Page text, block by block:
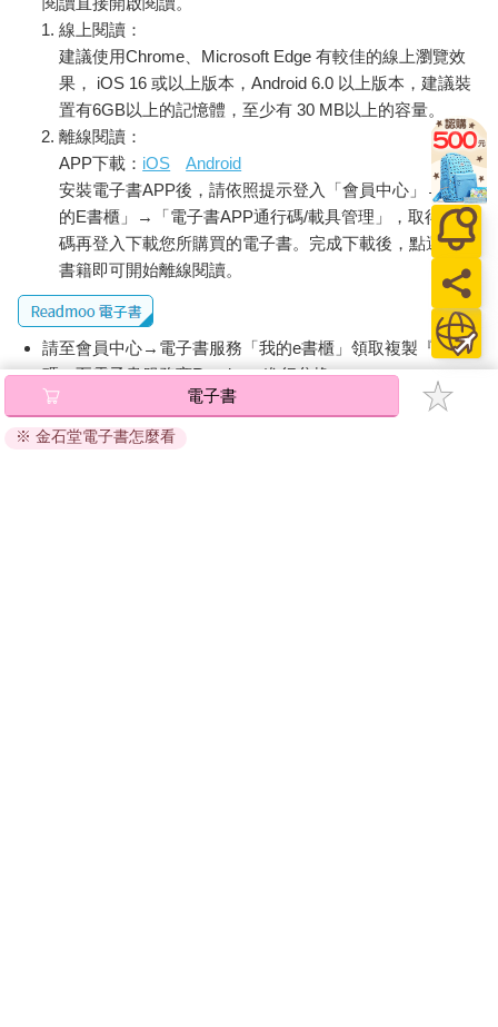
線上閱讀：
建議使用Chrome、Microsoft Edge 有較佳的線上瀏覽效
果， iOS 16 或以上版本，Android 6.0 以上版本，建議裝
置有6GB以上的記憶體，至少有 30 MB以上的容量。
離線閱讀：
APP下載： iOS
Android
安裝電子書APP後，請依照提示登入「會員中心」→「我
的E書櫃」→「電子書APP通行碼/載具管理」，取得通行
碼再登入下載您所購買的電子書。完成下載後，點選任一
書籍即可開始離線閱讀。
請至會員中心→電子書服務「我的e書櫃」領取複製『兌換
碼』至電子書服務商Readmoo進行兌換。
退換貨須知：
因版權保護，您在金石堂所購買的電子書僅能以金石堂專屬
電子書
※ 金石堂電子書怎麼看